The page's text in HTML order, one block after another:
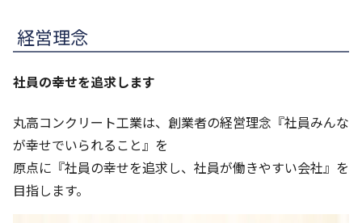
経営理念
社員の幸せを追求します
丸高コンクリート工業は、創業者の経営理念『社員みんな
が幸せでいられること』を
原点に『社員の幸せを追求し、社員が働きやすい会社』を
目指します。